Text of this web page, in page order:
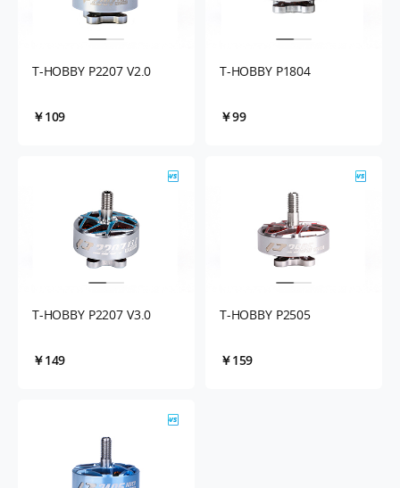
T-HOBBY P2207 V2.0
￥109
T-HOBBY P1804
￥99
T-HOBBY P2207 V3.0
￥149
T-HOBBY P2505
￥159